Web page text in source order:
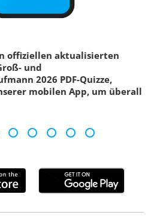
offiziellen aktualisierten
und
2026 PDF-Quizze,
mobilen App, um überall